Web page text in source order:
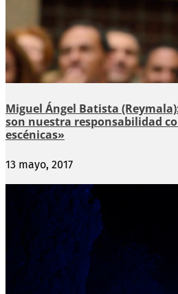
Miguel Ángel Batista
son nuestra responsabilidad
escénicas»
13 mayo, 2017